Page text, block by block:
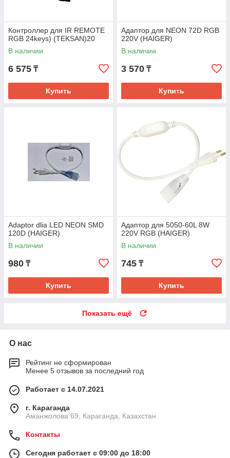
Контроллер для IR REMOTE
RGB 24keys) (TEKSAN)20
В наличии
6 575 ₸
Купить
Адаптор для NEON 72D RGB
220V (HAIGER)
В наличии
3 570 ₸
Купить
Adaptor dlia LED NEON SMD
120D (HAIGER)
В наличии
980 ₸
Купить
Адаптор для 5050-60L 8W
220V RGB (HAIGER)
В наличии
745 ₸
Купить
Показать ещё
О нас
Рейтинг не сформирован
Менее 5 отзывов за последний год
Работает с 14.07.2021
г. Караганда
Аманжолова 69, Караганда, Казахстан
Контакты
Сегодня работает с 09:00 до 18:00